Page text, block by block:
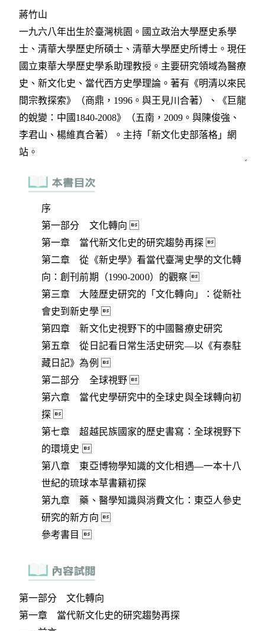
序
第一部分 文化轉向 
第一章 當代新文化史的研究趨勢再探 
第二章 從《新史學》看當代臺灣史學的文化轉
向：創刊前期（1990-2000）的觀察 
第三章 大陸歷史研究的「文化轉向」：從新社
會史到新史學 
第四章 新文化史視野下的中國醫療史研究
第五章 從日記看日常生活史研究—以《有泰駐
藏日記》為例 
第二部分 全球視野 
第六章 當代史學研究中的全球史與全球轉向初
探 
第七章 超越民族國家的歷史書寫：全球視野下
的環境史 
第八章 東亞博物學知識的文化相遇—一本十八
世紀的琉球本草書籍初探
第九章 藥、醫學知識與消費文化：東亞人參史
研究的新方向 
參考書目 